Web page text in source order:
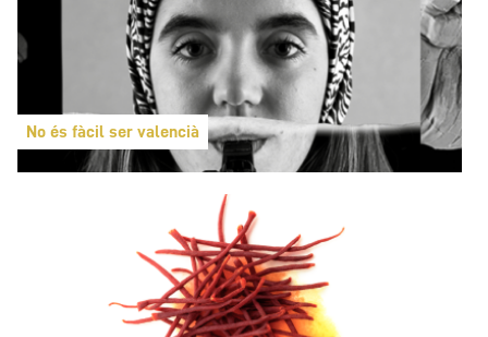
No és fàcil ser valencià